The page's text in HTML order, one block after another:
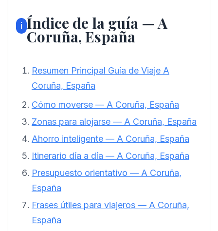
ℹ️ Índice de la guía — A
Coruña, España
Resumen Principal Guía de Viaje A
Coruña, España
Cómo moverse — A Coruña, España
Zonas para alojarse — A Coruña, España
Ahorro inteligente — A Coruña, España
Itinerario día a día — A Coruña, España
Presupuesto orientativo — A Coruña,
España
Frases útiles para viajeros — A Coruña,
España